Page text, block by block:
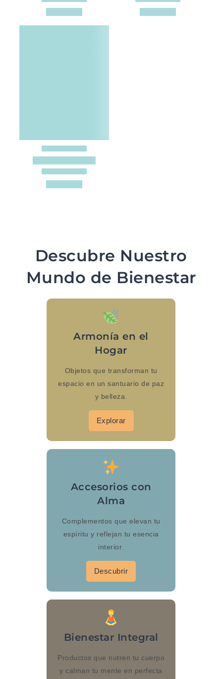
Descubre Nuestro
Mundo de Bienestar
Armonía en el
Hogar
Objetos que transforman tu
espacio en un santuario de paz
y belleza.
Explorar
Accesorios con
Alma
Complementos que elevan tu
espíritu y reflejan tu esencia
interior.
Descubrir
Bienestar Integral
Productos que nutren tu cuerpo
y calman tu mente en perfecta